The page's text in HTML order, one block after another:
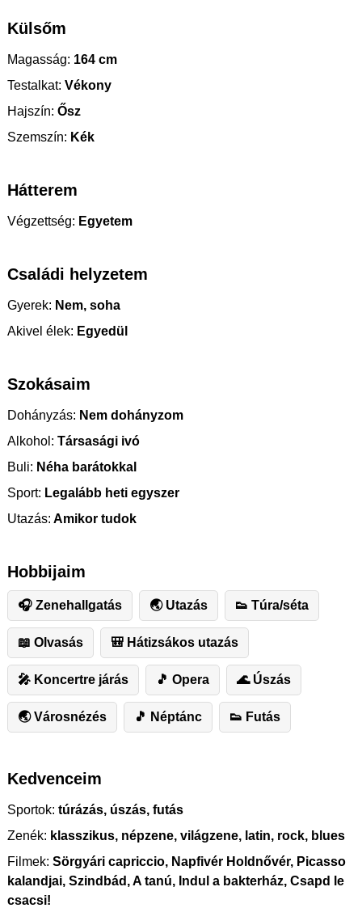
Külsőm
Magasság: 164 cm
Testalkat: Vékony
Hajszín: Ősz
Szemszín: Kék
Hátterem
Végzettség: Egyetem
Családi helyzetem
Gyerek: Nem, soha
Akivel élek: Egyedül
Szokásaim
Dohányzás: Nem dohányzom
Alkohol: Társasági ivó
Buli: Néha barátokkal
Sport: Legalább heti egyszer
Utazás: Amikor tudok
Hobbijaim
🎧 Zenehallgatás 🌏 Utazás 👟 Túra/séta
📖 Olvasás 🎒 Hátizsákos utazás
🎤 Koncertre járás 🎵 Opera 🌊 Úszás
🌏 Városnézés 🎵 Néptánc 👟 Futás
Kedvenceim
Sportok: túrázás, úszás, futás
Zenék: klasszikus, népzene, világzene, latin, rock, blues
Filmek: Sörgyári capriccio, Napfivér Holdnővér, Picasso
kalandjai, Szindbád, A tanú, Indul a bakterház, Csapd le
csacsi!